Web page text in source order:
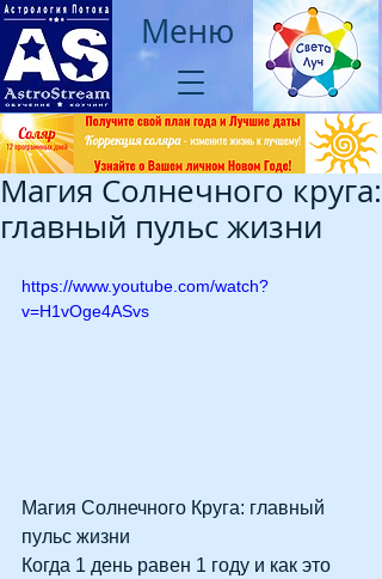
Меню
Магия Солнечного круга:
главный пульс жизни
https://www.youtube.com/watch?
v=H1vOge4ASvs
Магия Солнечного Круга: главный
пульс жизни
Когда 1 день равен 1 году и как это